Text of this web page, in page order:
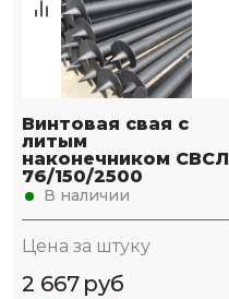
Винтовая свая с
литым
наконечником СВСЛ
76/150/2500
В наличии
Цена за штуку
2 667 руб